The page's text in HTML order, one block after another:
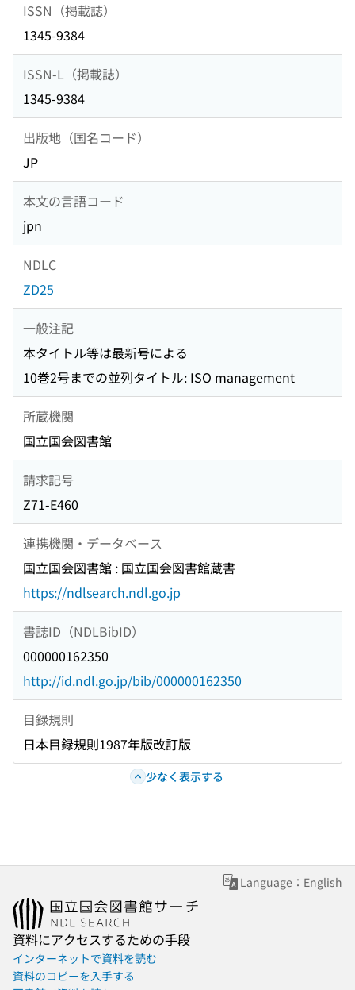
ISSN（掲載誌）
1345-9384
ISSN-L（掲載誌）
1345-9384
出版地（国名コード）
JP
本文の言語コード
jpn
NDLC
ZD25
一般注記
本タイトル等は最新号による
10巻2号までの並列タイトル: ISO management
所蔵機関
国立国会図書館
請求記号
Z71-E460
連携機関・データベース
国立国会図書館 : 国立国会図書館蔵書
https://ndlsearch.ndl.go.jp
書誌ID（NDLBibID）
000000162350
http://id.ndl.go.jp/bib/000000162350
目録規則
日本目録規則1987年版改訂版
少なく表示する
Language：English
資料にアクセスするための手段
インターネットで資料を読む
資料のコピーを入手する